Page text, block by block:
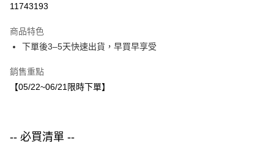
運送方式
每筆NT$80，滿NT$1,500(含以上)免運費
宅配
11743193
商品特色
下單後3–5天快速出貨，早買早享受
銷售重點
【05/22~06/21限時下單】
-- 必買清單 --